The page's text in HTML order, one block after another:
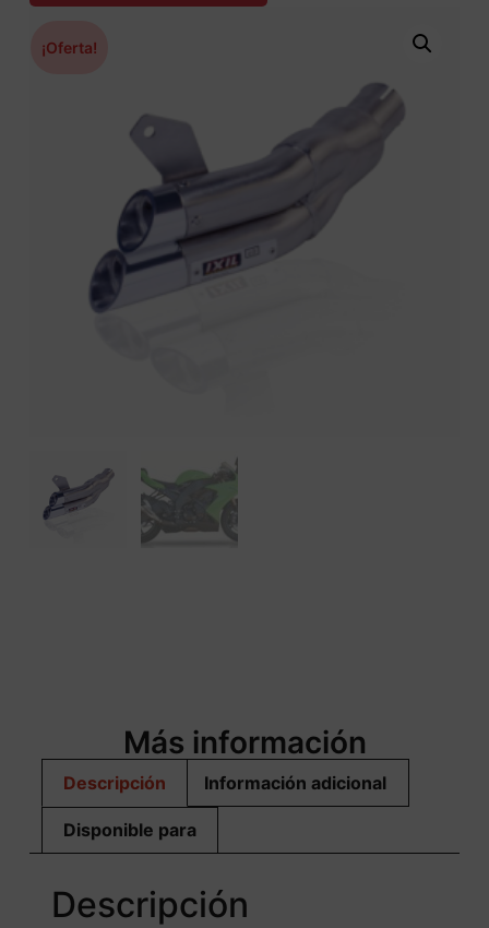
¡Oferta!
Más información
Descripción Información adicional
Disponible para
Descripción